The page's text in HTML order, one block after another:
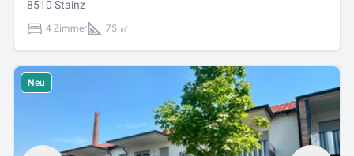
8510 Stainz
4 Zimmer 75 ㎡
Neu